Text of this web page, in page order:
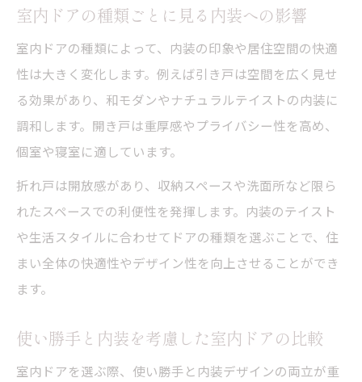
室内ドアの種類ごとに見る内装への影響
室内ドアの種類によって、内装の印象や居住空間の快適
性は大きく変化します。例えば引き戸は空間を広く見せ
る効果があり、和モダンやナチュラルテイストの内装に
調和します。開き戸は重厚感やプライバシー性を高め、
個室や寝室に適しています。
折れ戸は開放感があり、収納スペースや洗面所など限ら
れたスペースでの利便性を発揮します。内装のテイスト
や生活スタイルに合わせてドアの種類を選ぶことで、住
まい全体の快適性やデザイン性を向上させることができ
ます。
使い勝手と内装を考慮した室内ドアの比較
室内ドアを選ぶ際、使い勝手と内装デザインの両立が重